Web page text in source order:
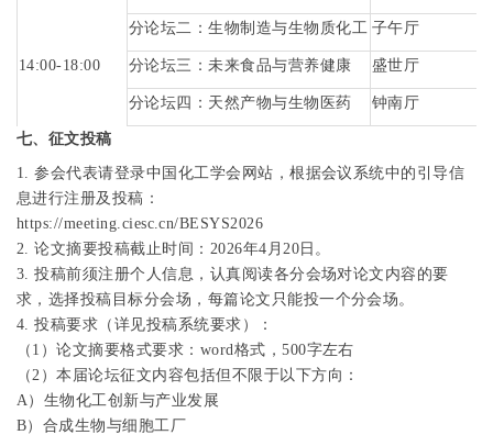
14:00-18:00
分论坛二：生物制造与生物质化工 子午厅
分论坛三：未来食品与营养健康 盛世厅
分论坛四：天然产物与生物医药 钟南厅
18:30-20:30 晚餐 皓唐宫
2026年5
08:30-10:20
分论坛六：精细化学品与生物转化
分论坛七：生化过程与智能装备 子午厅
10:40-11:40 闭幕式大会报告
11:40-12:00 闭幕式、下一届会议承办单位宣讲
12:00-13:30 午餐
七、征文投稿
1.参会代表请登录中国化工学会网站，根据会议系统中的引导信
息进行注册及投稿：
https://meeting.ciesc.cn/BESYS2026
2.论文摘要投稿截止时间： 2026年4 月20 日。
3.投稿前须注册个人信息，认真阅读各分会场对论文内容的要
求，选择投稿目标分会场，每篇论文只能投一个分会场。
4.投稿要求（详见投稿系统要求）：
（ 1 ）论文摘要格式要求： word格式，500字左右
（2 ）本届论坛征文内容包括但不限于以下方向：
A）生物化工创新与产业发展
B）合成生物与细胞工厂